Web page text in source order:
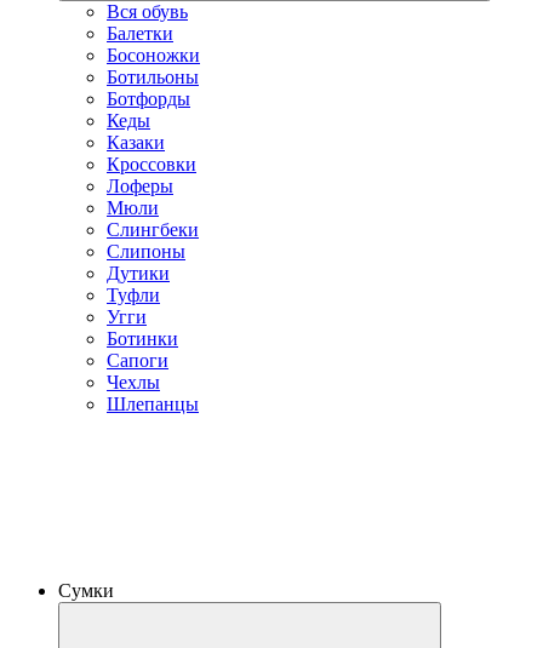
Вся обувь
Балетки
Босоножки
Ботильоны
Ботфорды
Кеды
Казаки
Кроссовки
Лоферы
Мюли
Слингбеки
Слипоны
Дутики
Туфли
Угги
Ботинки
Сапоги
Чехлы
Шлепанцы
Сумки